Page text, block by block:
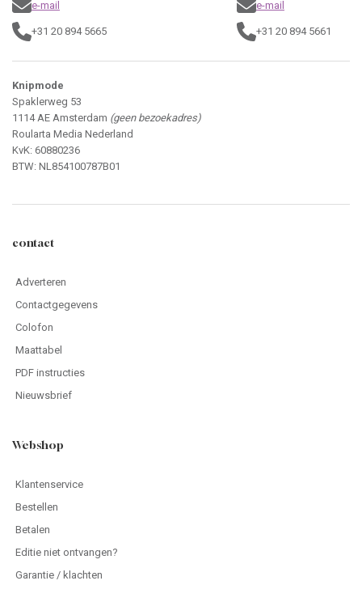
e-mail
+31 20 894 5665
e-mail
+31 20 894 5661
Knipmode
Spaklerweg 53
1114 AE Amsterdam (geen bezoekadres)
Roularta Media Nederland
KvK: 60880236
BTW: NL854100787B01
contact
Adverteren
Contactgegevens
Colofon
Maattabel
PDF instructies
Nieuwsbrief
Webshop
Klantenservice
Bestellen
Betalen
Editie niet ontvangen?
Garantie / klachten